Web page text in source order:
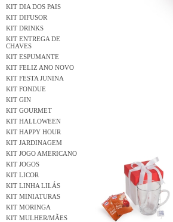
KIT DIA DOS PAIS
KIT DIFUSOR
KIT DRINKS
KIT ENTREGA DE
CHAVES
KIT ESPUMANTE
KIT FELIZ ANO NOVO
KIT FESTA JUNINA
KIT FONDUE
KIT GIN
KIT GOURMET
KIT HALLOWEEN
KIT HAPPY HOUR
KIT JARDINAGEM
KIT JOGO AMERICANO
KIT JOGOS
KIT LICOR
KIT LINHA LILÁS
KIT MINIATURAS
KIT MORINGA
KIT MULHER/MÃES